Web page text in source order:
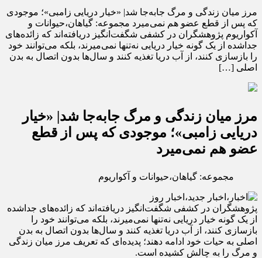
مرز میان زندگی و مرگ جابه‌جا شد| «خیار دریایی زامبی»؛ موجودی
که پس از قطع عضو هم نمی‌میرد مجموعه: گیاهان،حیوانات و
آکواریوم پژوهشگران در کشفی شگفت‌انگیز دریافته‌اند که زائده‌های
جداشده از یک گونه خیار دریایی نه‌تنها نمی‌میرند، بلکه می‌توانند خود
را بازسازی کنند، از آب دریا تغذیه کنند و سال‌ها بدون اتصال به بدن
اصلی […]
مرز میان زندگی و مرگ جابه‌جا شد| «خیار
دریایی زامبی»؛ موجودی که پس از قطع
عضو هم نمی‌میرد
مجموعه: گیاهان،حیوانات و آکواریوم
پژوهشگران در کشفی شگفت‌انگیز دریافته‌اند که زائده‌های جداشده
از یک گونه خیار دریایی نه‌تنها نمی‌میرند، بلکه می‌توانند خود را
بازسازی کنند، از آب دریا تغذیه کنند و سال‌ها بدون اتصال به بدن
اصلی به حیات خود ادامه دهند؛ پدیده‌ای که تعریف مرز میان زندگی
و مرگ را به چالش کشیده است.